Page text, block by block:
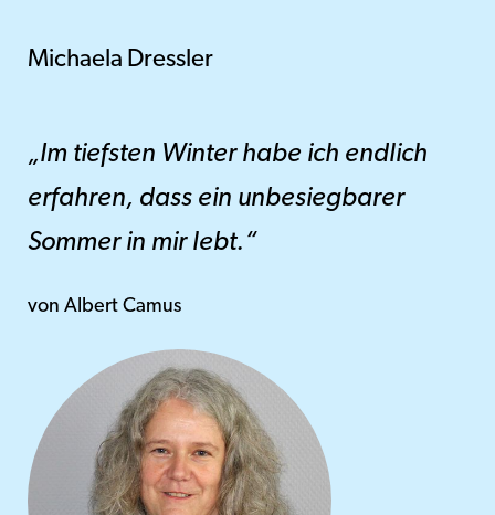
Michaela Dressler
„Im tiefsten Winter habe ich endlich
erfahren, dass ein unbesiegbarer
Sommer in mir lebt.“
von Albert Camus